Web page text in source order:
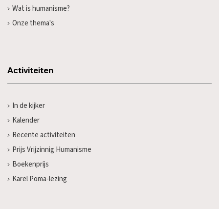
Wat is humanisme?
Onze thema's
Activiteiten
In de kijker
Kalender
Recente activiteiten
Prijs Vrijzinnig Humanisme
Boekenprijs
Karel Poma-lezing